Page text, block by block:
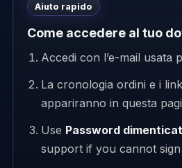
Aiuto rapido
Come accedere al tuo
Accedi con l’e-mail usata
La cronologia ordini e i
appariranno in questa
Use Password
support if you cannot sign